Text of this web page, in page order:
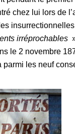
chez lui lors de
irréprochables
le 2 novembre
les neuf